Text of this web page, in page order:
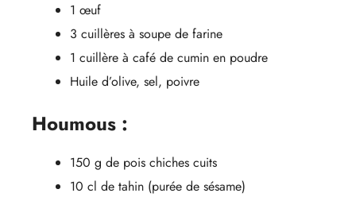
1 œuf
3 cuillères à soupe de farine
1 cuillère à café de cumin en poudre
Huile d’olive, sel, poivre
Houmous :
150 g de pois chiches cuits
10 cl de tahin (purée de sésame)